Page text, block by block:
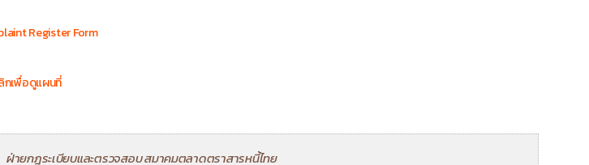
Register Form
กเพื่อดูแผนที่
ฝ่ายกฎระเบียบและตรวจสอบ สมาคมตลาดตราสารหนี้ไทย